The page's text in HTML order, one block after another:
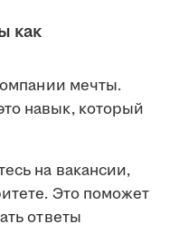
как
мечты.
навык, который
на вакансии,
Это поможет
ответы